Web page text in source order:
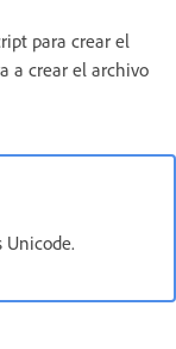
para crear el
a crear el archivo
Unicode.